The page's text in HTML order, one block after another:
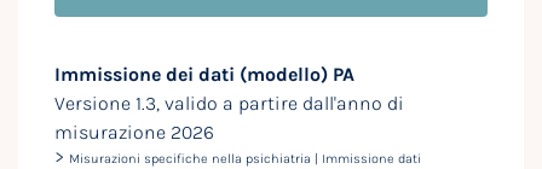
Immissione dei dati (modello) PA
Versione 1.3, valido a partire dall'anno di
misurazione 2026
> Misurazioni specifiche nella psichiatria | Immissione dati